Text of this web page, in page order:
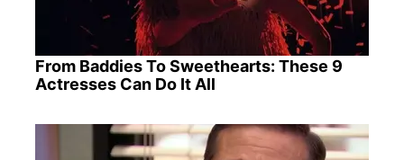
From Baddies To Sweethearts: These 9
Actresses Can Do It All